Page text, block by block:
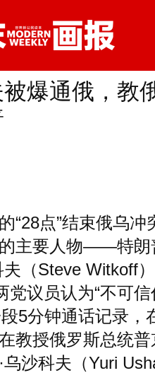
时尚 明星
爆通俄，教
“28点”结束俄乌冲
主要人物——特朗
夫（Steve
党议员认为“不可信
5分钟通话记录，
教授俄罗斯总统
沙科夫（Yuri